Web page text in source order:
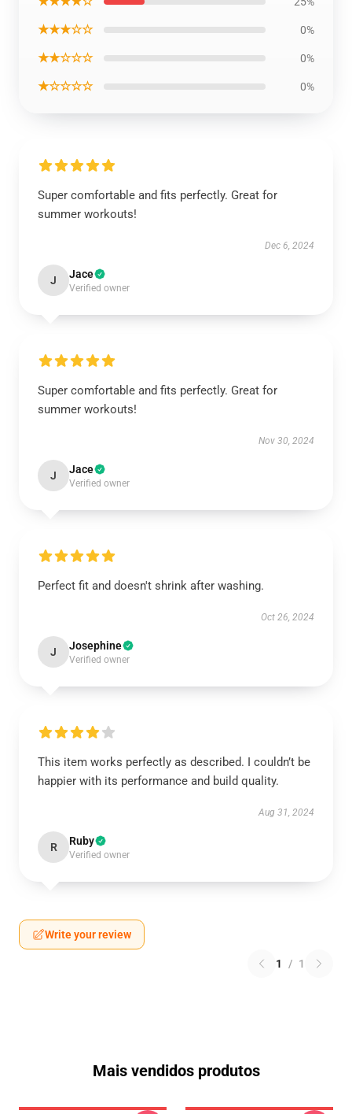
★★★☆☆ 0%
★★☆☆☆ 0%
★☆☆☆☆ 0%
Super comfortable and fits perfectly. Great for
summer workouts!
Dec 6, 2024
J Jace
Verified owner
Super comfortable and fits perfectly. Great for
summer workouts!
Nov 30, 2024
J Jace
Verified owner
Perfect fit and doesn't shrink after washing.
Oct 26, 2024
J Josephine
Verified owner
This item works perfectly as described. I couldn’t be
happier with its performance and build quality.
Aug 31, 2024
R Ruby
Verified owner
Write your review
1 / 1
Mais vendidos produtos